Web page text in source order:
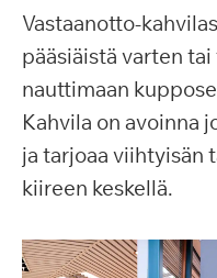
Vastaanotto-
pääsiäistä varten
nauttimaan
Kahvila on avoinna
ja tarjoaa viihtyisän
kiireen keskellä.